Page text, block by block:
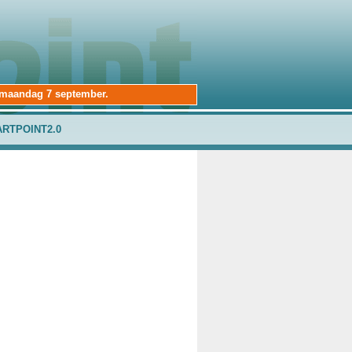
7 september.